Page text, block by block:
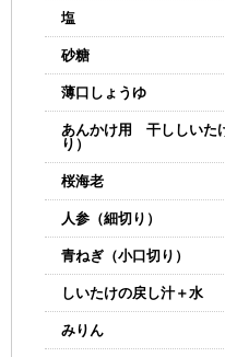
塩
砂糖
薄口しょうゆ
あんかけ用 干ししいた
り）
桜海老
人参（細切り）
青ねぎ（小口切り）
しいたけの戻し汁＋水
みりん